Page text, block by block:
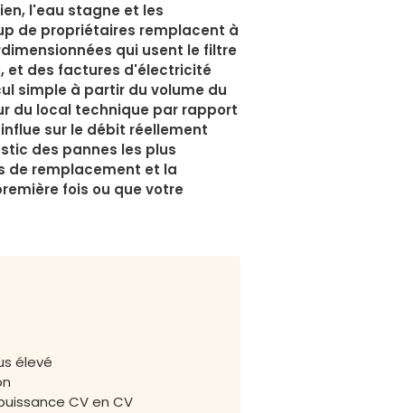
l'eau stagne et les
de propriétaires remplacent à
qui usent le filtre
et des factures d'électricité
simple à partir du volume du
du local technique par rapport
sur le débit réellement
des pannes les plus
de remplacement et la
fois ou que votre
élevé
CV en CV